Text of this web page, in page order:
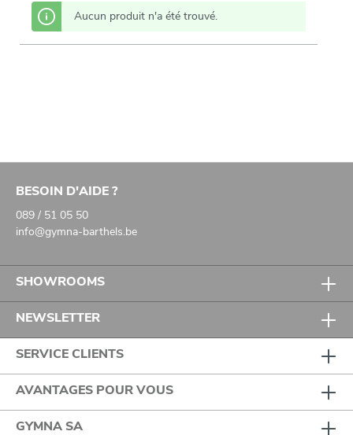
Aucun produit n'a été trouvé.
BESOIN D'AIDE ?
089 / 51 05 50
info@gymna-barthels.be
SHOWROOMS
NEWSLETTER
SERVICE CLIENTS
AVANTAGES POUR VOUS
GYMNA SA